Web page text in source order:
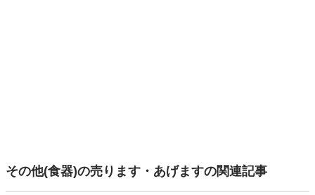
その他(食器)の売ります・あげますの関連記事